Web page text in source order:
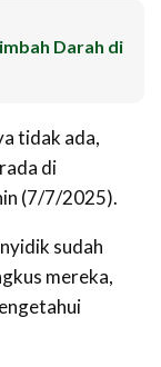
Darah di
tidak ada,
di
(7/7/2025).
sudah
mereka,